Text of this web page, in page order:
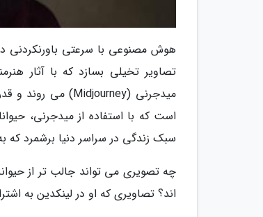
هوش مصنوعی با سرعتی باورنکردنی
تصاویر تخیلی بسازد که با آثار
است که با استفاده از میدجرنی،
سبک زندگی در سراسر دنیا برشمرد
چه تصویری می تواند جالب تر از
اند؟ تصاویری که او در لینکدین به